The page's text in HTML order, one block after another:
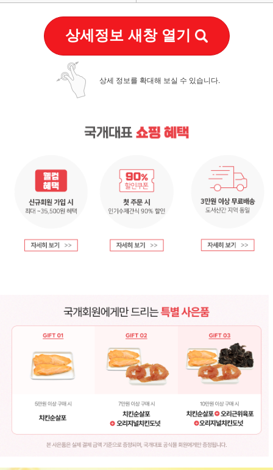
상세정보 새창 열기
상세 정보를 확대해 보실 수 있습니다.